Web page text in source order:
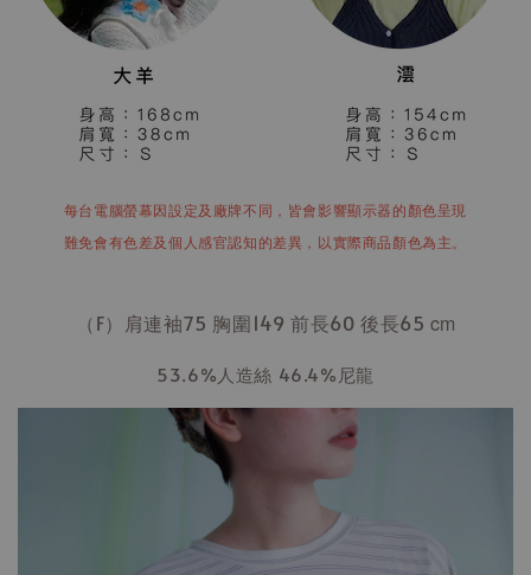
每台電腦螢幕因設定及廠牌不同，皆會影響顯示器的顏色呈現
難免會有色差及個人感官認知的差異，以實際商品顏色為主。
（F）肩連袖75 胸圍149 前長60 後長65 cm
53.6%人造絲 46.4%尼龍